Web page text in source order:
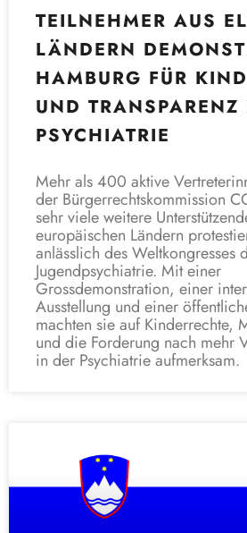
TEILNEHMER AUS
LÄNDERN
HAMBURG FÜR
UND TRANSPARENZ
PSYCHIATRIE
Mehr als 400 aktive
der Bürgerrechtskommission
sehr viele weitere
europäischen Ländern
anlässlich des Weltkongresses
Jugendpsychiatrie. Mit einer
Grossdemonstration, einer
Ausstellung und einer
machten sie auf Kinderrechte,
und die Forderung nach mehr
in der Psychiatrie aufmerksam.